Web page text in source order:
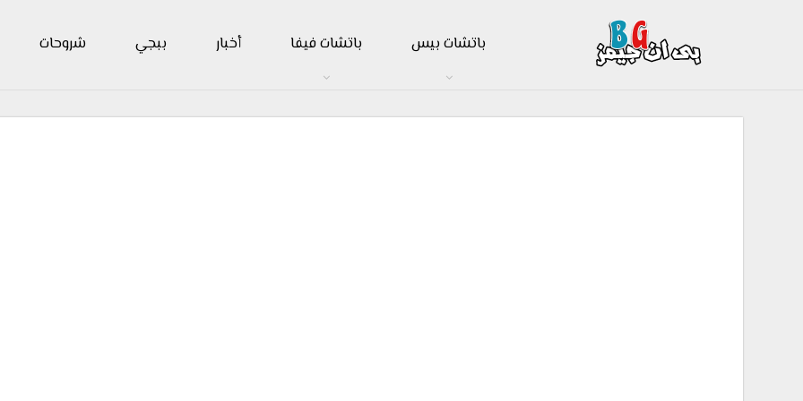
باتشات بيس باتشات فيفا أخبار ببجي شروحات